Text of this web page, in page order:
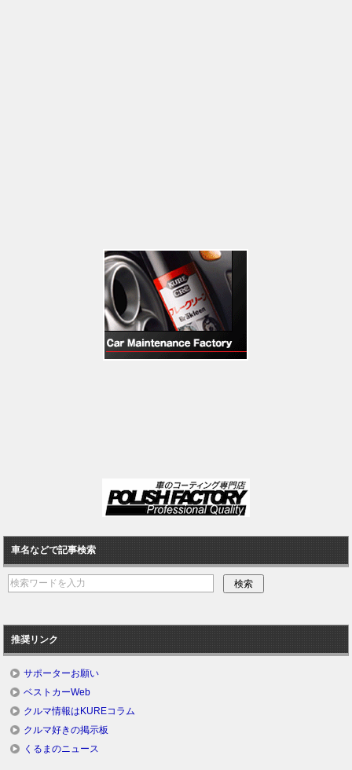
車名などで記事検索
推奨リンク
サポーターお願い
ベストカーWeb
クルマ情報はKUREコラム
クルマ好きの掲示板
くるまのニュース